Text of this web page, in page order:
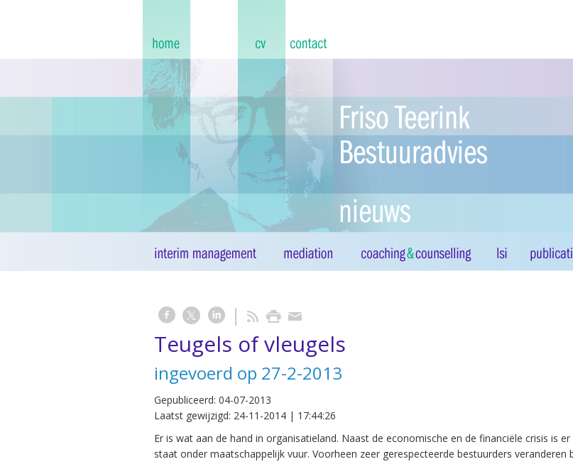
Teugels of vleugels
ingevoerd op 27-2-2013
Gepubliceerd: 04-07-2013
Laatst gewijzigd: 24-11-2014 | 17:44:26
Er is wat aan de hand in organisatieland. Naast de economische en de financiële crisis is
staat onder maatschappelijk vuur. Voorheen zeer gerespecteerde bestuurders